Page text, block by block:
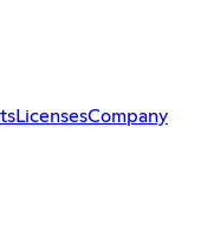
LicensesCompany